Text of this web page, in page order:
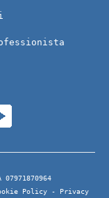
Policy - Privacy